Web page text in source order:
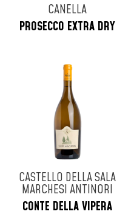
CANELLA
PROSECCO EXTRA DRY
CASTELLO DELLA SALA
MARCHESI ANTINORI
CONTE DELLA VIPERA